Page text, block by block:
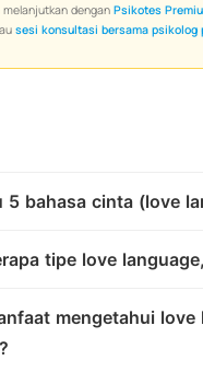
melanjutkan denganPsikotes
sesi konsultasi bersama psikolog
5 bahasa cinta (love
tipe love
mengetahui love